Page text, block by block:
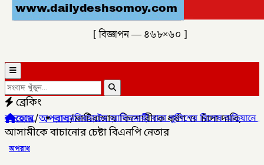
[ বিজ্ঞাপন — ৪৬৮×৬০ ]
ব্রেকিং
আদিতমারী থানা পুলিশের বিশেষ অভিযানে , মাদক সম্রাট মাইদুল
হোম/অপরাধ/‎মাটিরাঙ্গায় কিশোরীকে ধর্ষণ ও চাঁদা দাবি,
‎আসামীকে বাচানোর চেষ্টা বিএনপি নেতার ‎
অপরাধ